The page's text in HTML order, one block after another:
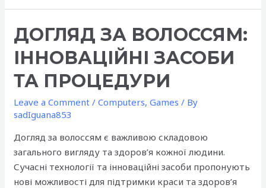
без
дієт
і
обману
що
реально
працюють
ДОГЛЯД ЗА ВОЛОССЯМ:
ІННОВАЦІЙНІ ЗАСОБИ
ТА ПРОЦЕДУРИ
Leave a Comment /Computers, Games / By
sadIguana853
Догляд за волоссям є важливою складовою
загального вигляду та здоров’я кожної людини.
Сучасні технології та інноваційні засоби пропонують
нові можливості для підтримки краси та здоров’я